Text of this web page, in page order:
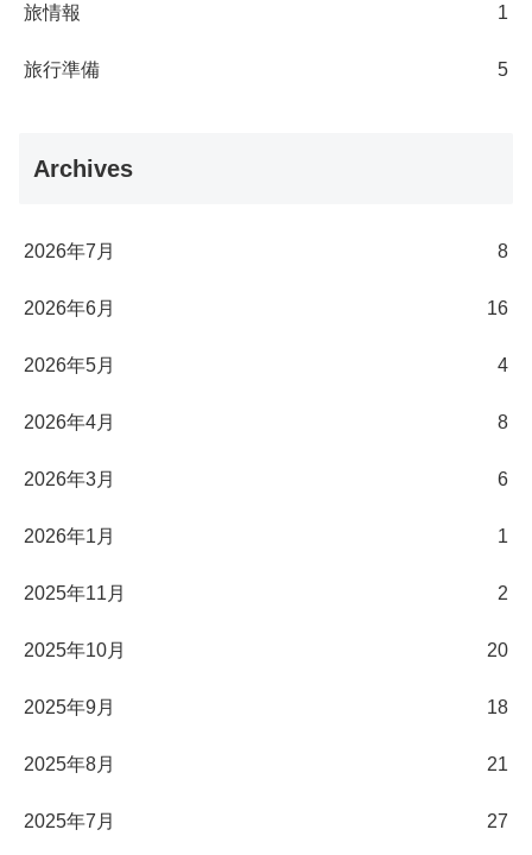
旅情報 1
旅行準備 5
Archives
2026年7月 8
2026年6月 16
2026年5月 4
2026年4月 8
2026年3月 6
2026年1月 1
2025年11月 2
2025年10月 20
2025年9月 18
2025年8月 21
2025年7月 27